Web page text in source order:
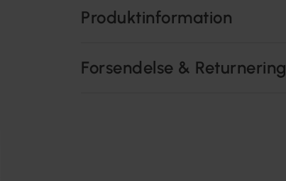
Produktinformation
Forsendelse & Returnering